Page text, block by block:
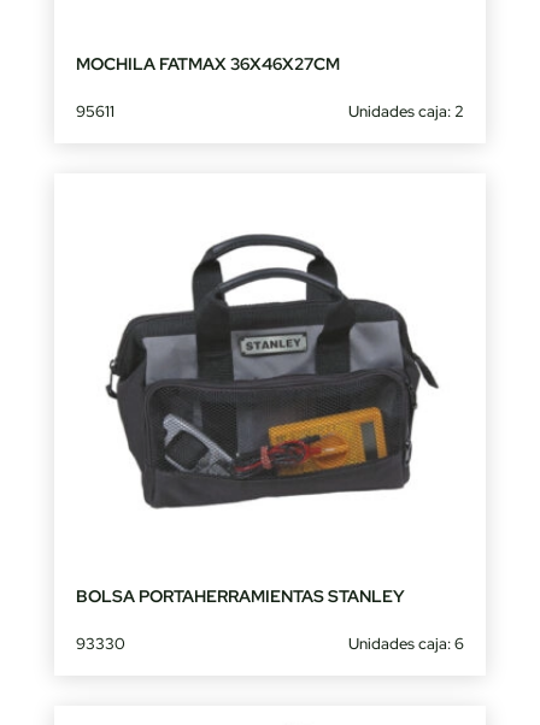
MOCHILA FATMAX 36X46X27CM
95611 Unidades caja: 2
BOLSA PORTAHERRAMIENTAS STANLEY
93330 Unidades caja: 6